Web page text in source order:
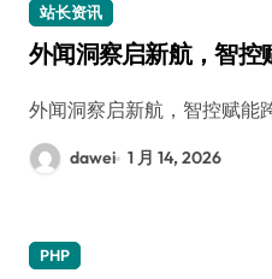
站长资讯
外闻洞察启新航，智控
外闻洞察启新航，智控赋能
dawei 1 月 14, 2026
PHP